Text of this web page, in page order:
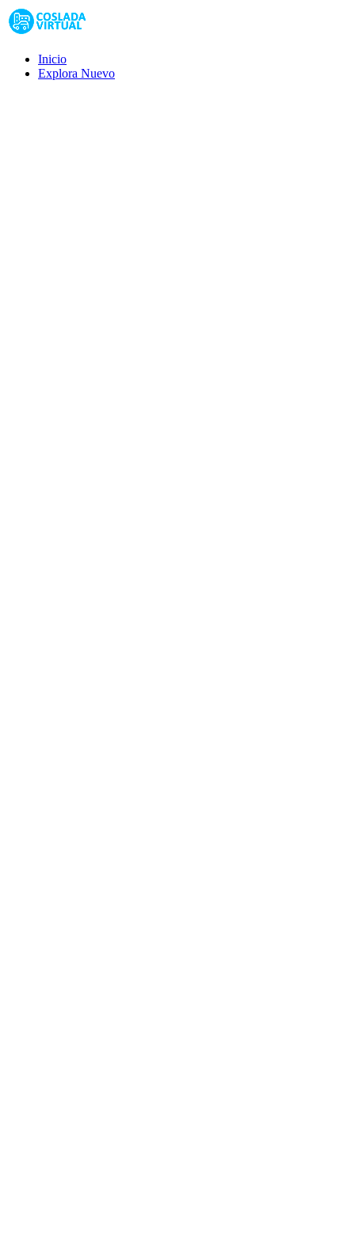
Inicio
Explora Nuevo